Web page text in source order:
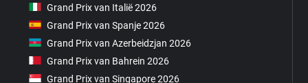
Grand Prix van Italië 2026
Grand Prix van Spanje 2026
Grand Prix van Azerbeidzjan 2026
Grand Prix van Bahrein 2026
Grand Prix van Singapore 2026